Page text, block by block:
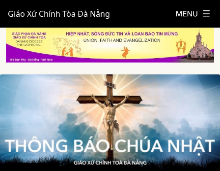
Giáo Xứ Chính Tòa Đà Nẵng